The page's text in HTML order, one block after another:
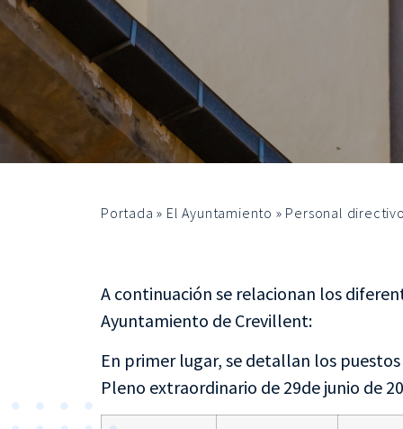
Portada » El Ayuntamiento » Personal
A continuación se relacionan los
Ayuntamiento de Crevillent:
En primer lugar, se detallan los
Pleno extraordinario de 29de junio de